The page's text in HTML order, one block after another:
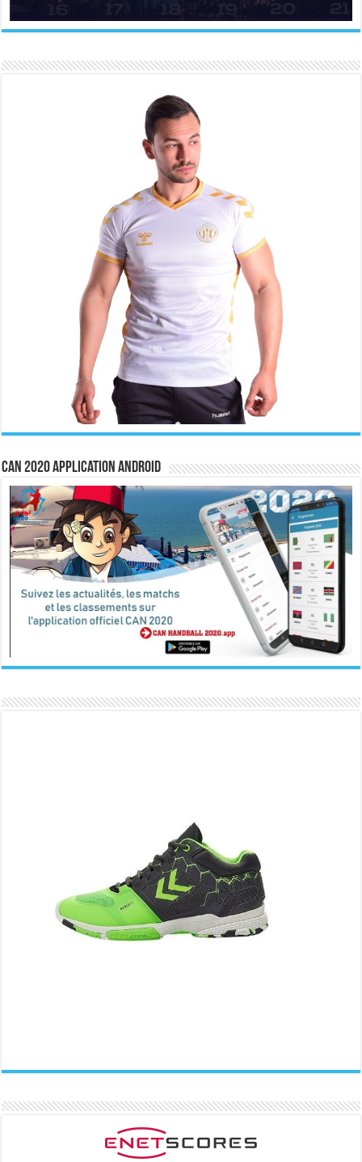
CAN 2020 Application Android